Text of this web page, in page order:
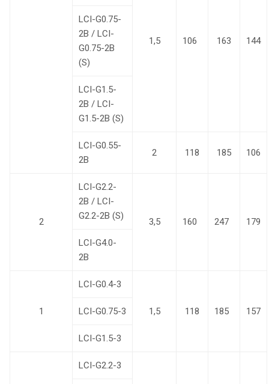
1,5 106 163 144
LCI-G0.75-
2B / LCI-
G0.75-2B
(S)
LCI-G1.5-
2B / LCI-
G1.5-2B (S)
LCI-G0.55-
2B
2 118 185 106
2
LCI-G2.2-
2B / LCI-
G2.2-2B (S)
3,5 160 247
179
LCI-G4.0-
2B
1
LCI-G0.4-3
1,5 118 185 157
LCI-G0.75-3
LCI-G1.5-3
LCI-G2.2-3